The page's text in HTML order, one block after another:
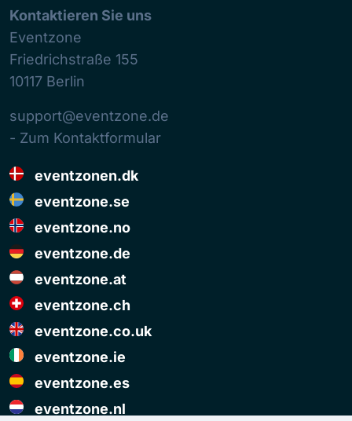
Kontaktieren Sie uns
Eventzone
Friedrichstraße 155
10117 Berlin
support@eventzone.de
- Zum Kontaktformular
eventzonen.dk
eventzone.se
eventzone.no
eventzone.de
eventzone.at
eventzone.ch
eventzone.co.uk
eventzone.ie
eventzone.es
eventzone.nl